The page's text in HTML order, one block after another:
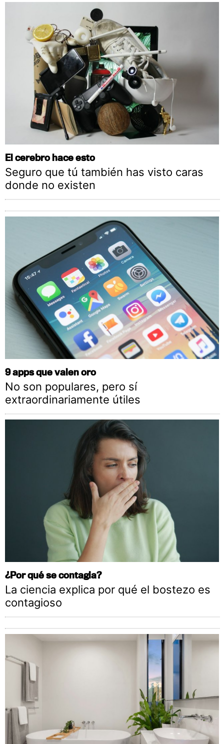
El cerebro hace esto
Seguro que tú también has visto caras
donde no existen
9 apps que valen oro
No son populares, pero sí
extraordinariamente útiles
¿Por qué se contagia?
La ciencia explica por qué el bostezo es
contagioso